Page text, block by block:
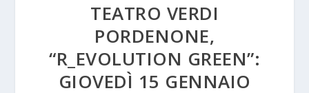
TEATRO VERDI
PORDENONE,
“R_EVOLUTION GREEN”:
GIOVEDÌ 15 GENNAIO